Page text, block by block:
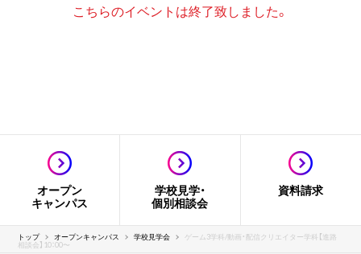
こちらのイベントは終了致しました。
オープン
キャンパス
学校見学・
個別相談会
資料請求
トップ オープンキャンパス 学校見学会 ゲーム3学科/動画・配信クリエイター学科【進路
相談会】10：00〜